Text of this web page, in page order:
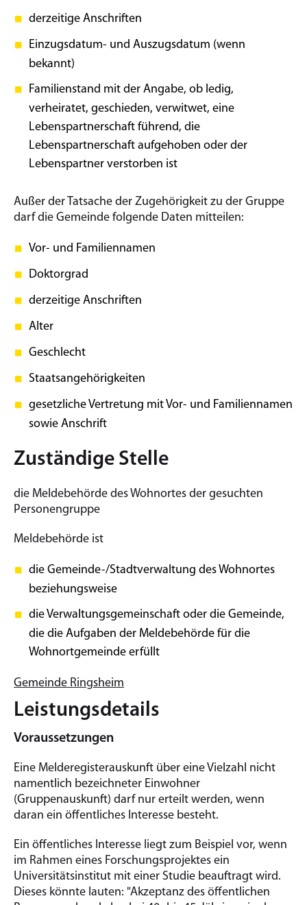
derzeitige Anschriften
Einzugsdatum- und Auszugsdatum (wenn
bekannt)
Familienstand mit der Angabe, ob ledig,
verheiratet, geschieden, verwitwet, eine
Lebenspartnerschaft führend, die
Lebenspartnerschaft aufgehoben oder der
Lebenspartner verstorben ist
Außer der Tatsache der Zugehörigkeit zu der Gruppe
darf die Gemeinde folgende Daten mitteilen:
Vor- und Familiennamen
Doktorgrad
derzeitige Anschriften
Alter
Geschlecht
Staatsangehörigkeiten
gesetzliche Vertretung mit Vor- und Familiennamen
sowie Anschrift
Zuständige Stelle
die Meldebehörde des Wohnortes der gesuchten
Personengruppe
Meldebehörde ist
die Gemeinde-/Stadtverwaltung des Wohnortes
beziehungsweise
die Verwaltungsgemeinschaft oder die Gemeinde,
die die Aufgaben der Meldebehörde für die
Wohnortgemeinde erfüllt
Gemeinde Ringsheim
Leistungsdetails
Voraussetzungen
Eine Melderegisterauskunft über eine Vielzahl nicht
namentlich bezeichneter Einwohner
(Gruppenauskunft) darf nur erteilt werden, wenn
daran ein öffentliches Interesse besteht.
Ein öffentliches Interesse liegt zum Beispiel vor, wenn
im Rahmen eines Forschungsprojektes ein
Universitätsinstitut mit einer Studie beauftragt wird.
Dieses könnte lauten: "Akzeptanz des öffentlichen